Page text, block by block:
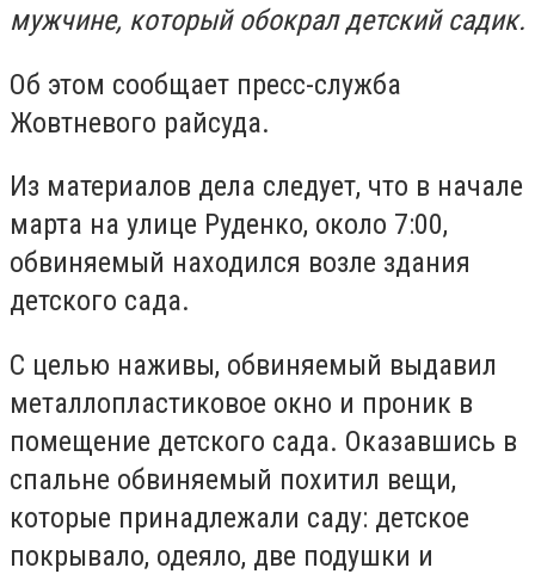
мужчине, который обокрал детский садик.
Об этом сообщает пресс-служба
Жовтневого райсуда.
Из материалов дела следует, что в начале
марта на улице Руденко, около 7:00,
обвиняемый находился возле здания
детского сада.
С целью наживы, обвиняемый выдавил
металлопластиковое окно и проник в
помещение детского сада. Оказавшись в
спальне обвиняемый похитил вещи,
которые принадлежали саду: детское
покрывало, одеяло, две подушки и